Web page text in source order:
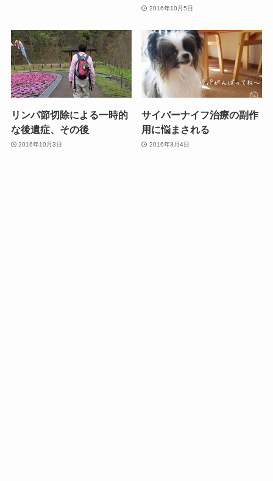
2016年10月5日
リンパ節切除による一時的
な後遺症、その後
2016年10月3日
サイバーナイフ治療の副作
用に悩まされる
2016年3月4日